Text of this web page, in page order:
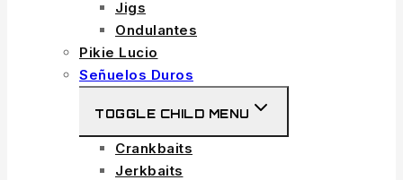
Jigs
Ondulantes
Pikie Lucio
Señuelos Duros
TOGGLE CHILD MENU
Crankbaits
Jerkbaits